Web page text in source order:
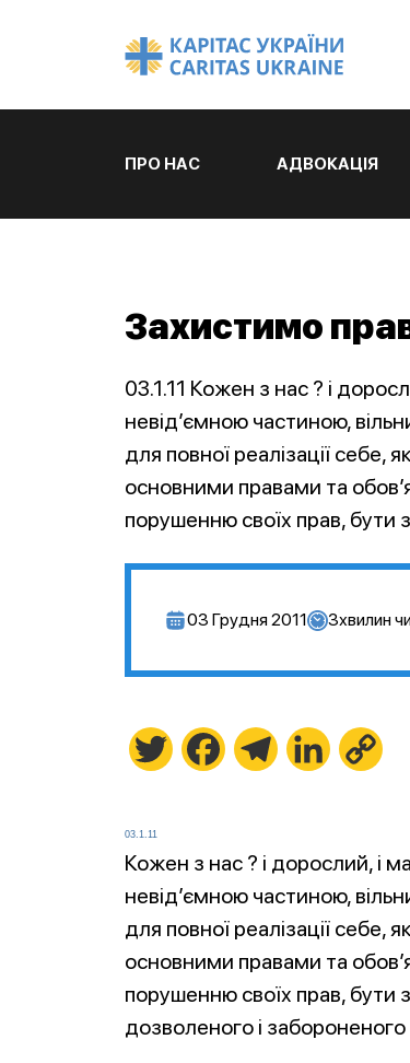
ПРО НАС АДВОКАЦІЯ
Захистимо
03.1.11 Кожен з нас ? і
невід’ємною частиною,
для повної реалізації
основними правами та
порушенню своїх прав,
03 Грудня 2011 3хвилин
Twitter FacebookTelegramLinkedIn
03.1.11
Кожен з нас ? і дорослий, і
невід’ємною частиною,
для повної реалізації
основними правами та
порушенню своїх прав, бути
дозволеного і